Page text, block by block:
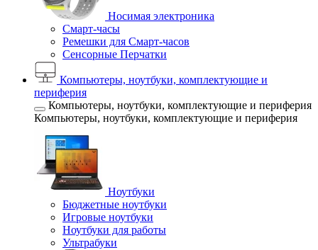
Носимая электроника
Смарт-часы
Ремешки для Смарт-часов
Сенсорные Перчатки
Компьютеры, ноутбуки, комплектующие и
периферия
Компьютеры, ноутбуки, комплектующие и периферия
Компьютеры, ноутбуки, комплектующие и периферия
Ноутбуки
Бюджетные ноутбуки
Игровые ноутбуки
Ноутбуки для работы
Ультрабуки